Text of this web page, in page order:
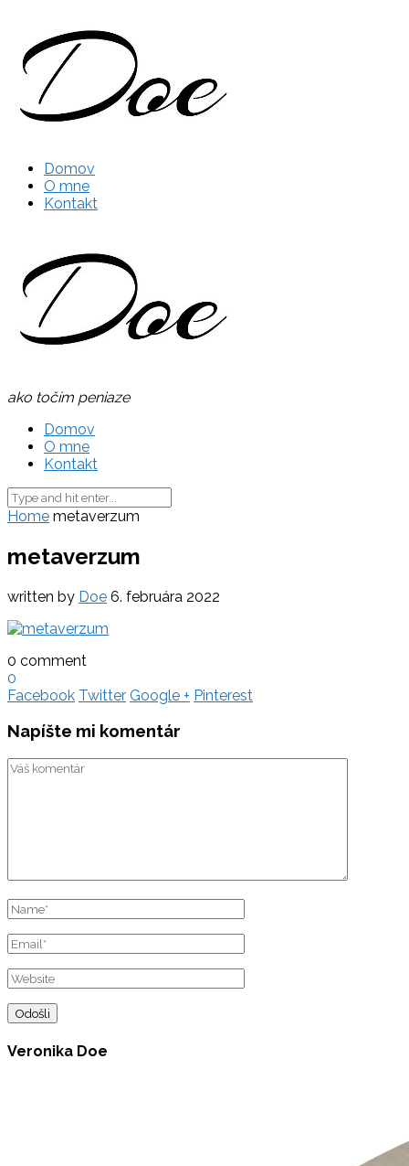
Domov
O mne
Kontakt
ako točím peniaze
Domov
O mne
Kontakt
Home metaverzum
metaverzum
written by Doe 6. februára 2022
0 comment
0
Facebook Twitter Google + Pinterest
Napíšte mi komentár
Veronika Doe